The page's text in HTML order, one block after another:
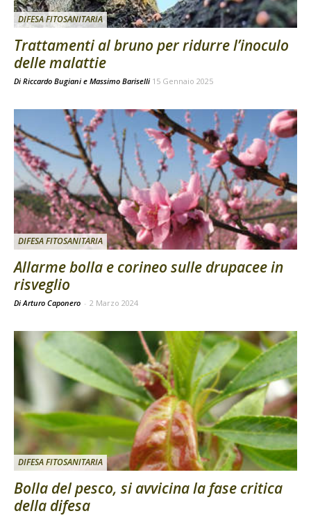
DIFESA FITOSANITARIA
Trattamenti al bruno per ridurre l’inoculo
delle malattie
Di Riccardo Bugiani e Massimo Bariselli 15 Gennaio 2025
DIFESA FITOSANITARIA
Allarme bolla e corineo sulle drupacee in
risveglio
Di Arturo Caponero - 2 Marzo 2024
DIFESA FITOSANITARIA
Bolla del pesco, si avvicina la fase critica
della difesa